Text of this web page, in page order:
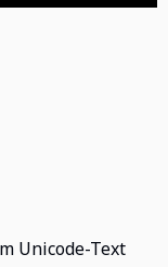
Unicode-Text